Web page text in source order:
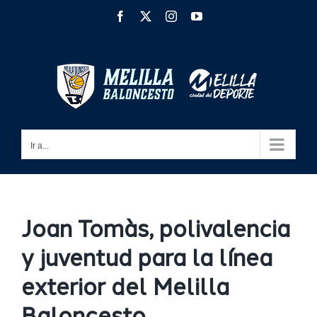
Facebook InstagramYouTube
Ir a...
Joan Tomàs, polivalencia
y juventud para la línea
exterior del Melilla